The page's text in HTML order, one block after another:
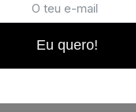
Eu quero!